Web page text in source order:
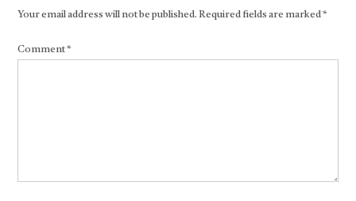
Your email address will not be published. Required fields are marked*
Comment*